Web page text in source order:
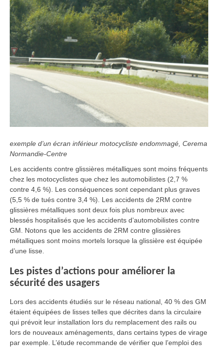
exemple d’un écran inférieur motocycliste endommagé, Cerema
Normandie-Centre
Les accidents contre glissières métalliques sont moins fréquents
chez les motocyclistes que chez les automobilistes (2,7 %
contre 4,6 %). Les conséquences sont cependant plus graves
(5,5 % de tués contre 3,4 %). Les accidents de 2RM contre
glissières métalliques sont deux fois plus nombreux avec
blessés hospitalisés que les accidents d’automobilistes contre
GM. Notons que les accidents de 2RM contre glissières
métalliques sont moins mortels lorsque la glissière est équipée
d’une lisse.
Les pistes d’actions pour améliorer la
sécurité des usagers
Lors des accidents étudiés sur le réseau national, 40 % des GM
étaient équipées de lisses telles que décrites dans la circulaire
qui prévoit leur installation lors du remplacement des rails ou
lors de nouveaux aménagements, dans certains types de virage
par exemple. L’étude recommande de vérifier que l’emploi des